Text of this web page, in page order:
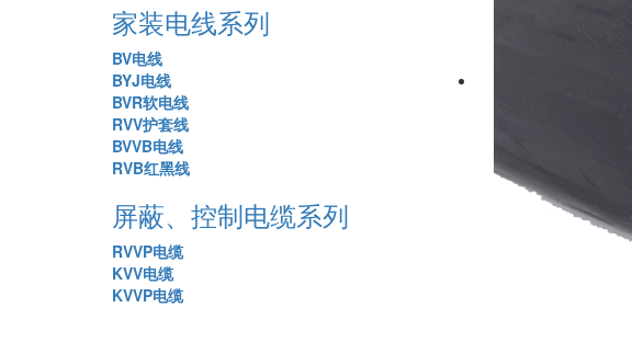
家装电线系列
BV电线
BYJ电线
BVR软电线
RVV护套线
BVVB电线
RVB红黑线
屏蔽、控制电缆系列
RVVP电缆
KVV电缆
KVVP电缆